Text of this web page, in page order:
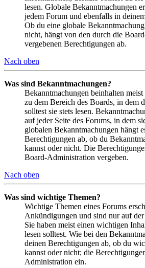
lesen. Globale Bekanntmachungen
jedem Forum und ebenfalls in
Ob du eine globale
nicht, hängt von den durch die
vergebenen Berechtigungen ab.
Nach oben
Was sind Bekanntmachungen?
Bekanntmachungen beinhalten
zu dem Bereich des Boards, in dem
solltest sie stets lesen.
auf jeder Seite des Forums, in dem
globalen Bekanntmachungen hängt
Berechtigungen ab, ob du
kannst oder nicht. Die
Board-Administration vergeben.
Nach oben
Was sind wichtige Themen?
Wichtige Themen eines Forums
Ankündigungen und sind nur auf der
Sie haben meist einen wichtigen
lesen solltest. Wie bei den
deinen Berechtigungen ab, ob du
kannst oder nicht; die
Administration ein.